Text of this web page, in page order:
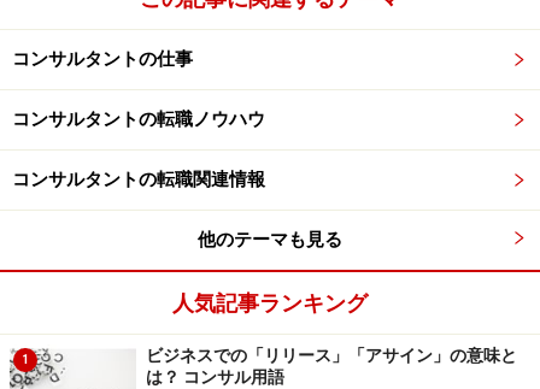
コンサルタントの仕事
コンサルタントの転職ノウハウ
コンサルタントの転職関連情報
他のテーマも見る
人気記事ランキング
1
ビジネスでの「リリース」「アサイン」の意味と
は？ コンサル用語